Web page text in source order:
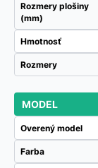
Rozmery plošiny
(mm)
Hmotnosť
Rozmery
MODEL
Overený model
Farba